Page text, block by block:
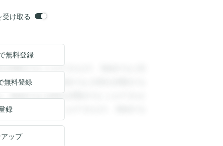
け取る
閲覧することができます。登録すると回
ができます。登録すると回答を閲覧する
登録すると回答を閲覧することができま
答を閲覧することができます。登録する
無料登録
無料登録
録
ップ